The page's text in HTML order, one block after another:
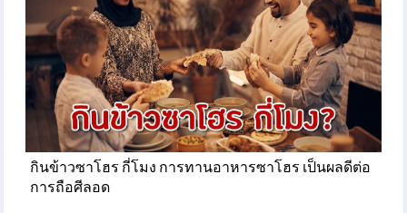
กินข้าวซาโฮร กี่โมง การทานอาหารซาโฮร เป็นผลดีต่อ
การถือศีลอด